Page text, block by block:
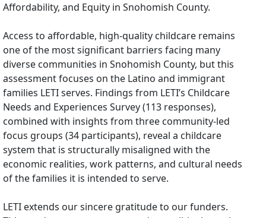
Affordability, and Equity in Snohomish County.
Access to affordable, high-quality childcare remains
one of the most significant barriers facing many
diverse communities in Snohomish County, but this
assessment focuses on the Latino and immigrant
families LETI serves. Findings from LETI’s Childcare
Needs and Experiences Survey (113 responses),
combined with insights from three community-led
focus groups (34 participants), reveal a childcare
system that is structurally misaligned with the
economic realities, work patterns, and cultural needs
of the families it is intended to serve.
LETI extends our sincere gratitude to our funders.